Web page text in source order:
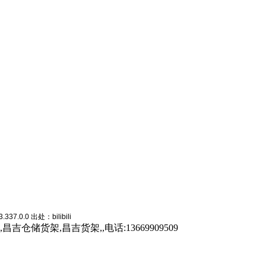
出处：bilibili
吉仓储货架,昌吉货架,,电话:13669909509